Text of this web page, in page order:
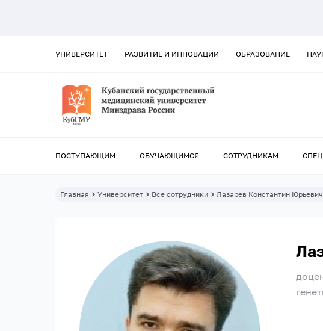
УНИВЕРСИТЕТ РАЗВИТИЕ И ИННОВАЦИИ ОБРАЗОВАНИЕ
ПОСТУПАЮЩИМ ОБУЧАЮЩИМСЯ СОТРУДНИКАМ
Главная Университет Все сотрудники Лазарев Константин Юрьевич